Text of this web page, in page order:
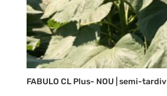
FABULO CL Plus- NOU | semi-tardiv